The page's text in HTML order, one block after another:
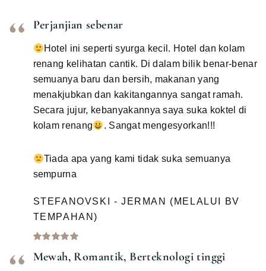
Perjanjian sebenar
Hotel ini seperti syurga kecil. Hotel dan kolam
renang kelihatan cantik. Di dalam bilik benar-benar
semuanya baru dan bersih, makanan yang
menakjubkan dan kakitangannya sangat ramah.
Secara jujur, kebanyakannya saya suka koktel di
kolam renang
. Sangat mengesyorkan!!!
Tiada apa yang kami tidak suka semuanya
sempurna
STEFANOVSKI - JERMAN (MELALUI BV
TEMPAHAN)
Mewah, Romantik, Berteknologi tinggi